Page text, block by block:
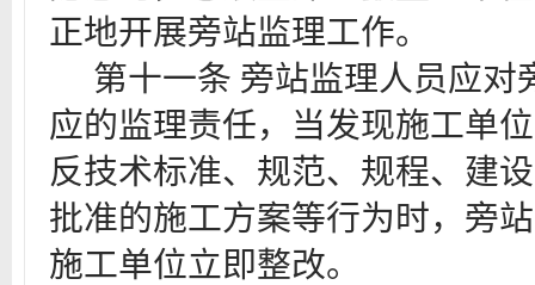
正地开展旁站监理工作。
第十一条 旁站监理人员应对
应的监理责任，当发现施工单
反技术标准、规范、规程、建
批准的施工方案等行为时，旁
施工单位立即整改。